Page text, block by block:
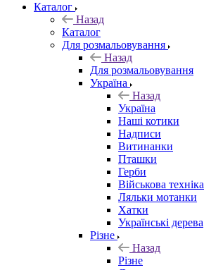
Каталог
Назад
Каталог
Для розмальовування
Назад
Для розмальовування
Україна
Назад
Україна
Наші котики
Надписи
Витинанки
Пташки
Герби
Військова техніка
Ляльки мотанки
Хатки
Українські дерева
Різне
Назад
Різне